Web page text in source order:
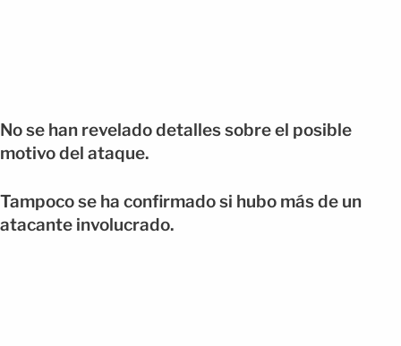
No se han revelado detalles sobre el posible
motivo del ataque.
Tampoco se ha confirmado si hubo más de un
atacante involucrado.